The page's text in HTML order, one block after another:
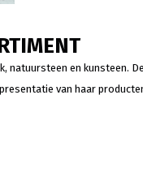
en kunsteen.
van haar